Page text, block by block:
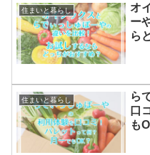
住まいと暮らし
オ
ー
ら
住まいと暮らし
ら
口
も